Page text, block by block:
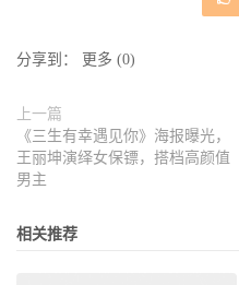
分享到： 更多 (0)
上一篇
《三生有幸遇见你》海报曝光，
王丽坤演绎女保镖，搭档高颜值
男主
相关推荐